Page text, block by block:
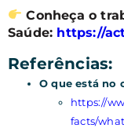
Conheça o
Saúde: https://
Referências:
O que está no
https://
facts/